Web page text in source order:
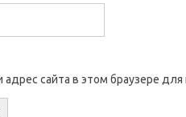
адрес сайта в этом браузере